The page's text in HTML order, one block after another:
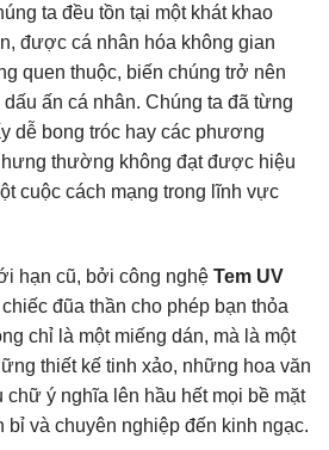
ta đều tồn tại một khát khao
được cá nhân hóa không gian
quen thuộc, biến chúng trở nên
ấn cá nhân. Chúng ta đã từng
dễ bong tróc hay các phương
thường không đạt được hiệu
cuộc cách mạng trong lĩnh vực
hạn cũ, bởi công nghệ Tem UV
đũa thần cho phép bạn thỏa
chỉ là một miếng dán, mà là một
thiết kế tinh xảo, những hoa văn
chữ ý nghĩa lên hầu hết mọi bề mặt
bỉ và chuyên nghiệp đến kinh ngạc.